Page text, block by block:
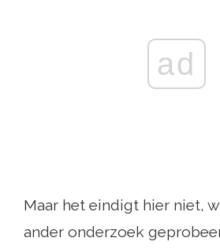
ad
Maar het eindigt hier niet,
ander onderzoek